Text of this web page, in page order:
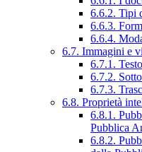
6.6.2. Tipi
6.6.3.
6.6.4.
6.7. Immagini e
6.7.1.
6.7.2.
6.7.3.
6.8. Proprietà
6.8.1.
Pubblica
6.8.2.